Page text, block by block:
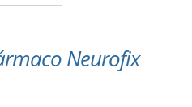
Neurofix